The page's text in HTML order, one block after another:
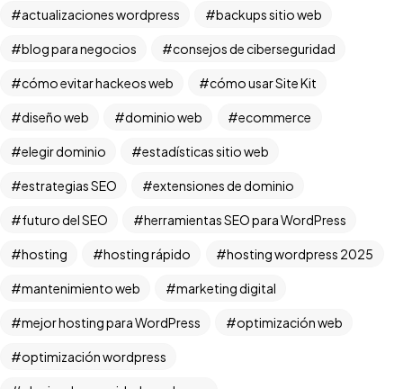
actualizaciones wordpress backups sitio web
blog para negocios consejos de ciberseguridad
cómo evitar hackeos web cómo usar Site Kit
diseño web dominio web ecommerce
elegir dominio estadísticas sitio web
estrategias SEO extensiones de dominio
futuro del SEO herramientas SEO para WordPress
hosting hosting rápido hosting wordpress 2025
mantenimiento web marketing digital
mejor hosting para WordPress optimización web
optimización wordpress